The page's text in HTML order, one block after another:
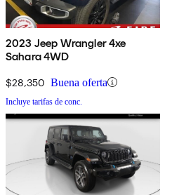
2023 Jeep Wrangler 4xe
Sahara 4WD
$28,350 Buena oferta
Incluye tarifas de conc.